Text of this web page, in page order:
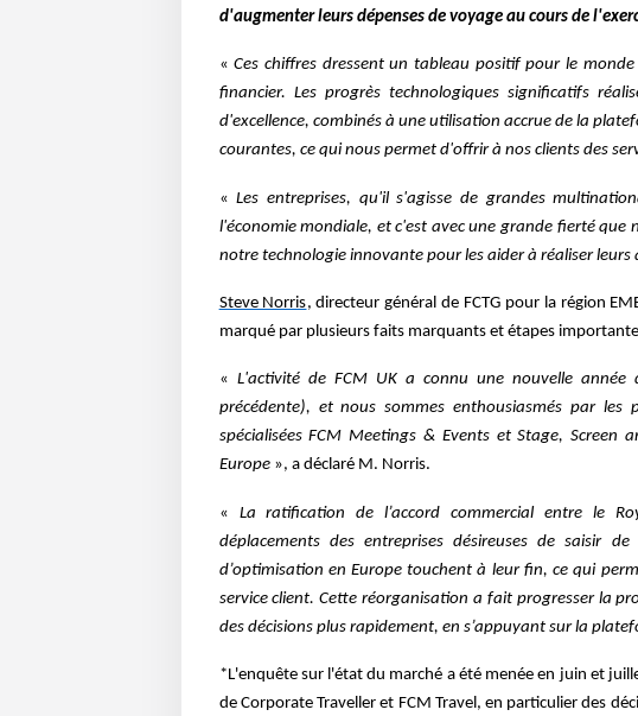
d'augmenter leurs dépenses de voyage au cours de
«Ces chiffres dressent un tableau positif pour le
financier. Les progrès technologiques significatifs
d'excellence, combinés à une utilisation accrue de la
courantes, ce qui nous permet d'offrir à nos clients des
«Les entreprises, qu'il s'agisse de grandes
l'économie mondiale, et c'est avec une grande fierté
notre technologie innovante pour les aider à réaliser leurs
Steve Norris, directeur général de FCTG pour la région
marqué par plusieurs faits marquants et étapes
« L'activité de FCM UK a connu une nouvelle
précédente), et nous sommes enthousiasmés par
spécialisées FCM Meetings & Events et Stage, Screen
Europe», a déclaré M. Norris.
« La ratification de l’accord commercial entre le
déplacements des entreprises désireuses de saisir
d’optimisation en Europe touchent à leur fin, ce qui
service client. Cette réorganisation a fait progresser la
des décisions plus rapidement, en s’appuyant sur la
*L'enquête sur l'état du marché a été menée en juin et
de Corporate Traveller et FCM Travel, en particulier des